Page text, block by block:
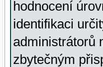
hodnocení
identifikaci
administrátorů
zbytečným